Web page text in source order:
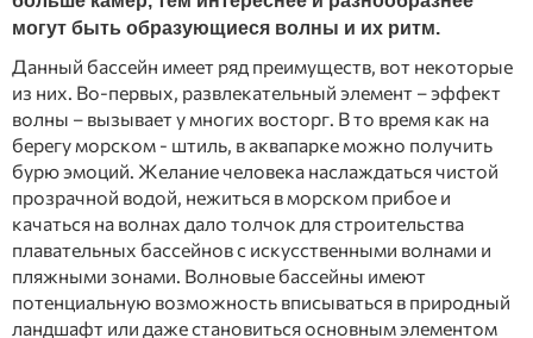
могут быть образующиеся волны и их ритм.
Данный бассейн имеет ряд преимуществ, вот некоторые
из них. Во-первых, развлекательный элемент – эффект
волны – вызывает у многих восторг. В то время как на
берегу морском - штиль, в аквапарке можно получить
бурю эмоций. Желание человека наслаждаться чистой
прозрачной водой, нежиться в морском прибое и
качаться на волнах дало толчок для строительства
плавательных бассейнов с искусственными волнами и
пляжными зонами. Волновые бассейны имеют
потенциальную возможность вписываться в природный
ландшафт или даже становиться основным элементом